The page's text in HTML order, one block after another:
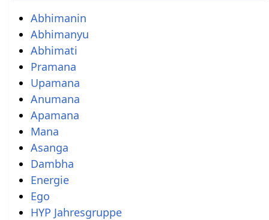
Abhimanin
Abhimanyu
Abhimati
Pramana
Upamana
Anumana
Apamana
Mana
Asanga
Dambha
Energie
Ego
HYP Jahresgruppe